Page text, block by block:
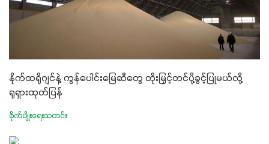
နိုက်ထရိုဂျင်နဲ့ ကွန်ပေါင်းမြေဆီတွေ တိုးမြှင့်တင်ပို့ခွင့်ပြုမယ်လို့
ရုရှားထုတ်ပြန်
စိုက်ပျိုးရေးသတင်း